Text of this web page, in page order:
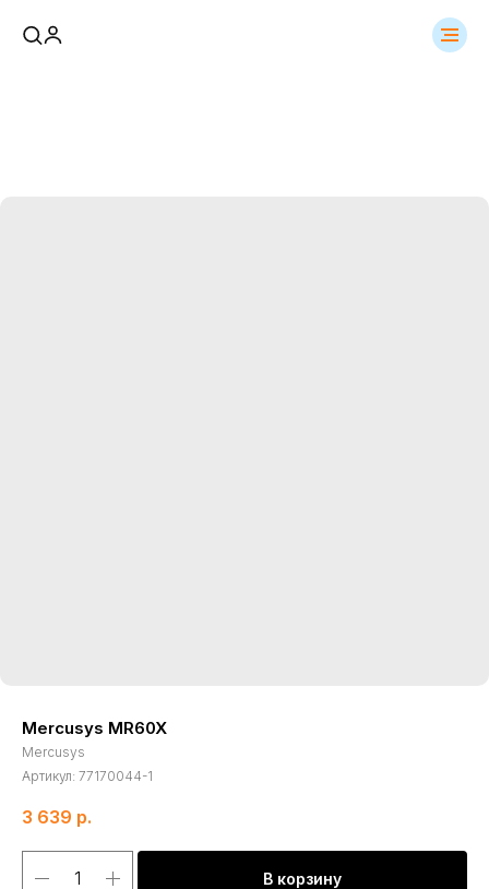
Mercusys MR60X
Mercusys
Артикул: 77170044-1
3 639 р.
В корзину